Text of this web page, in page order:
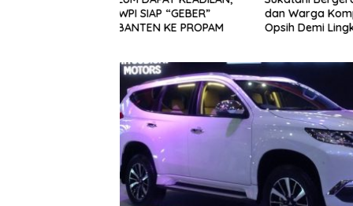
dan Warga Kompak Gelar
Opsih Demi Lingkungan Bersih
Debt